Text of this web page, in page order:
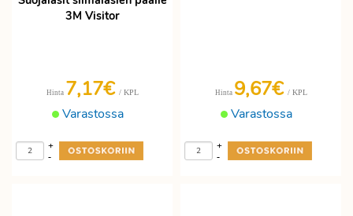
3M Visitor
Varastossa
Hinta 7,17€ / KPL
-
+
Varastossa
Hinta 9,67€ / KPL
-
+